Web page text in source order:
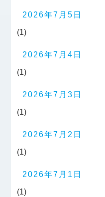
2026年7月5日
(1)
2026年7月4日
(1)
2026年7月3日
(1)
2026年7月2日
(1)
2026年7月1日
(1)